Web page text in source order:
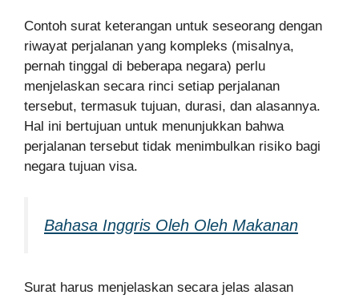
Contoh surat keterangan untuk seseorang dengan
riwayat perjalanan yang kompleks (misalnya,
pernah tinggal di beberapa negara) perlu
menjelaskan secara rinci setiap perjalanan
tersebut, termasuk tujuan, durasi, dan alasannya.
Hal ini bertujuan untuk menunjukkan bahwa
perjalanan tersebut tidak menimbulkan risiko bagi
negara tujuan visa.
Bahasa Inggris Oleh Oleh Makanan
Surat harus menjelaskan secara jelas alasan